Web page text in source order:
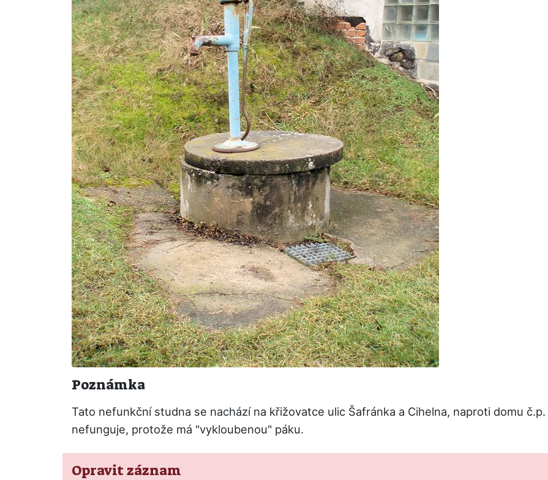
Poznámka
Tato nefunkční studna se nachází na křižovatce ulic Šafránka a Cihelna, naproti domu
nefunguje, protože má "vykloubenou" páku.
Opravit záznam